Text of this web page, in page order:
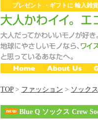
プレゼント ・ギフトに 輸入雑
TOP> ファッション > ソック
Blue Q ソックス Crew